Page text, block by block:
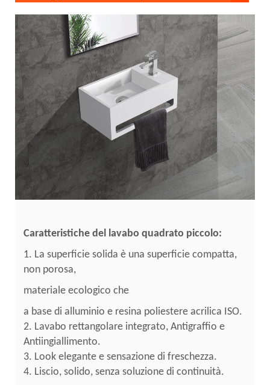
Caratteristiche del lavabo quadrato piccolo:
1. La superficie solida è una superficie compatta,
non porosa,
materiale ecologico che
a base di alluminio e resina poliestere acrilica ISO.
2. Lavabo rettangolare integrato, Antigraffio e
Antiingiallimento.
3. Look elegante e sensazione di freschezza.
4. Liscio, solido, senza soluzione di continuità.